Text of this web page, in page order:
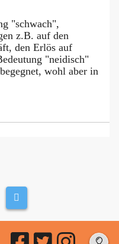
"schwach",
z.B. auf den
den Erlös auf
"neidisch"
wohl aber in